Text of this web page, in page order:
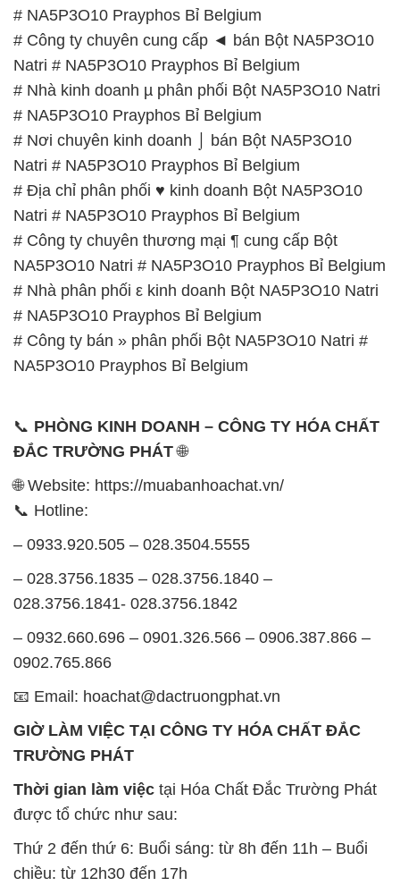
# NA5P3O10 Prayphos Bỉ Belgium
# Công ty chuyên cung cấp ◄ bán Bột NA5P3O10
Natri # NA5P3O10 Prayphos Bỉ Belgium
# Nhà kinh doanh µ phân phối Bột NA5P3O10 Natri
# NA5P3O10 Prayphos Bỉ Belgium
# Nơi chuyên kinh doanh ⌡ bán Bột NA5P3O10
Natri # NA5P3O10 Prayphos Bỉ Belgium
# Địa chỉ phân phối ♥ kinh doanh Bột NA5P3O10
Natri # NA5P3O10 Prayphos Bỉ Belgium
# Công ty chuyên thương mại ¶ cung cấp Bột
NA5P3O10 Natri # NA5P3O10 Prayphos Bỉ Belgium
# Nhà phân phối ε kinh doanh Bột NA5P3O10 Natri
# NA5P3O10 Prayphos Bỉ Belgium
# Công ty bán » phân phối Bột NA5P3O10 Natri #
NA5P3O10 Prayphos Bỉ Belgium
📞 PHÒNG KINH DOANH – CÔNG TY HÓA CHẤT
ĐẮC TRƯỜNG PHÁT🌐
🌐 Website: https://muabanhoachat.vn/
📞 Hotline:
– 0933.920.505 – 028.3504.5555
– 028.3756.1835 – 028.3756.1840 –
028.3756.1841- 028.3756.1842
– 0932.660.696 – 0901.326.566 – 0906.387.866 –
0902.765.866
📧 Email: hoachat@dactruongphat.vn
GIỜ LÀM VIỆC TẠI CÔNG TY HÓA CHẤT ĐẮC
TRƯỜNG PHÁT
Thời gian làm việc tại Hóa Chất Đắc Trường Phát
được tổ chức như sau:
Thứ 2 đến thứ 6: Buổi sáng: từ 8h đến 11h – Buổi
chiều: từ 12h30 đến 17h